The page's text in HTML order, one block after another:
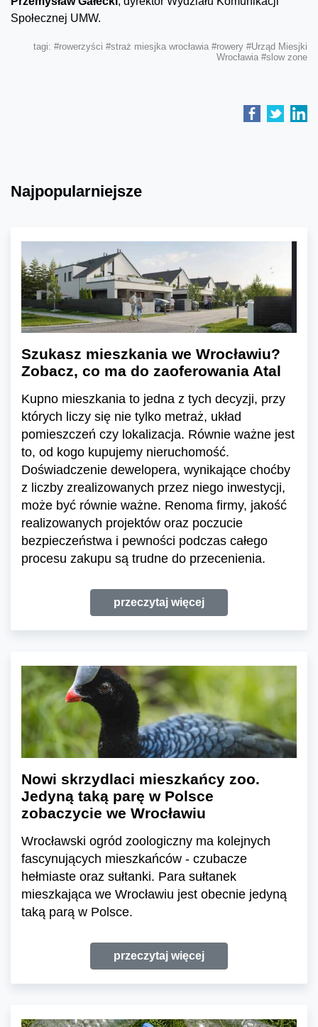
Społecznej UMW.
tagi: #rowerzyści #straż miesjka wrocławia #rowery #Urząd Miesjki
Wrocławia #slow zone
Najpopularniejsze
Szukasz mieszkania we Wrocławiu?
Zobacz, co ma do zaoferowania Atal
Kupno mieszkania to jedna z tych decyzji, przy
których liczy się nie tylko metraż, układ
pomieszczeń czy lokalizacja. Równie ważne jest
to, od kogo kupujemy nieruchomość.
Doświadczenie dewelopera, wynikające choćby
z liczby zrealizowanych przez niego inwestycji,
może być równie ważne. Renoma firmy, jakość
realizowanych projektów oraz poczucie
bezpieczeństwa i pewności podczas całego
procesu zakupu są trudne do przecenienia.
przeczytaj więcej
Nowi skrzydlaci mieszkańcy zoo.
Jedyną taką parę w Polsce
zobaczycie we Wrocławiu
Wrocławski ogród zoologiczny ma kolejnych
fascynujących mieszkańców - czubacze
hełmiaste oraz sułtanki. Para sułtanek
mieszkająca we Wrocławiu jest obecnie jedyną
taką parą w Polsce.
przeczytaj więcej